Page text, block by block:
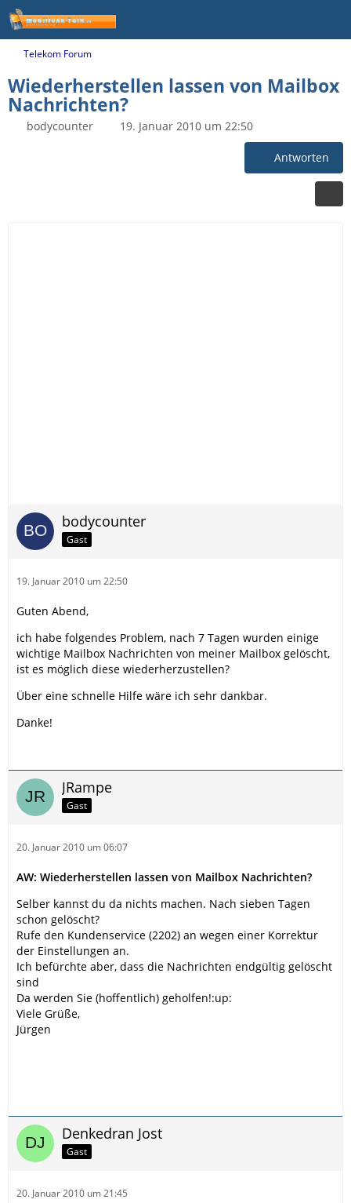
Telekom Forum
Wiederherstellen lassen von Mailbox
Nachrichten?
bodycounter 19. Januar 2010 um 22:50
Antworten
bodycounter
Gast
19. Januar 2010 um 22:50
Guten Abend,
ich habe folgendes Problem, nach 7 Tagen wurden einige
wichtige Mailbox Nachrichten von meiner Mailbox gelöscht,
ist es möglich diese wiederherzustellen?
Über eine schnelle Hilfe wäre ich sehr dankbar.
Danke!
JRampe
Gast
20. Januar 2010 um 06:07
AW: Wiederherstellen lassen von Mailbox Nachrichten?
Selber kannst du da nichts machen. Nach sieben Tagen
schon gelöscht?
Rufe den Kundenservice (2202) an wegen einer Korrektur
der Einstellungen an.
Ich befürchte aber, dass die Nachrichten endgültig gelöscht
sind
Da werden Sie (hoffentlich) geholfen!:up:
Viele Grüße,
Jürgen
Denkedran Jost
Gast
20. Januar 2010 um 21:45